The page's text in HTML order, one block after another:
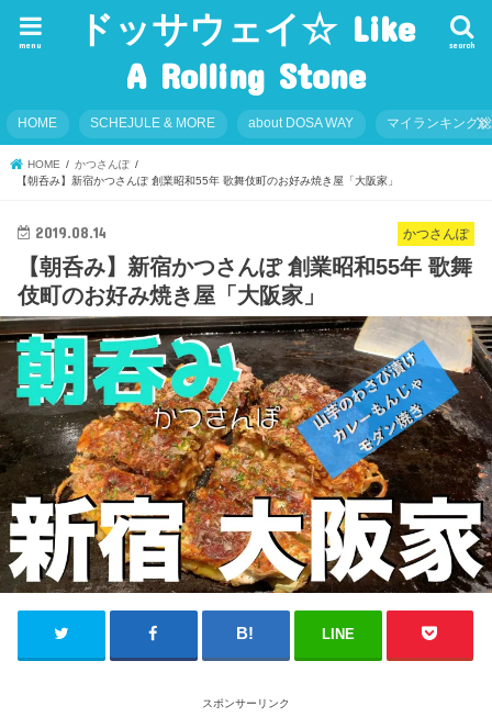
ドッサウェイ☆ Like
A Rolling Stone
search
menu
HOME SCHEJULE & MORE about DOSA WAY マイランキング
HOME
かつさんぽ
【朝呑み】新宿かつさんぽ 創業昭和55年 歌舞伎町のお好み焼き屋「大阪家」
かつさんぽ
2019.08.14
【朝呑み】新宿かつさんぽ 創業昭和55年 歌舞
伎町のお好み焼き屋「大阪家」
LINE
スポンサーリンク